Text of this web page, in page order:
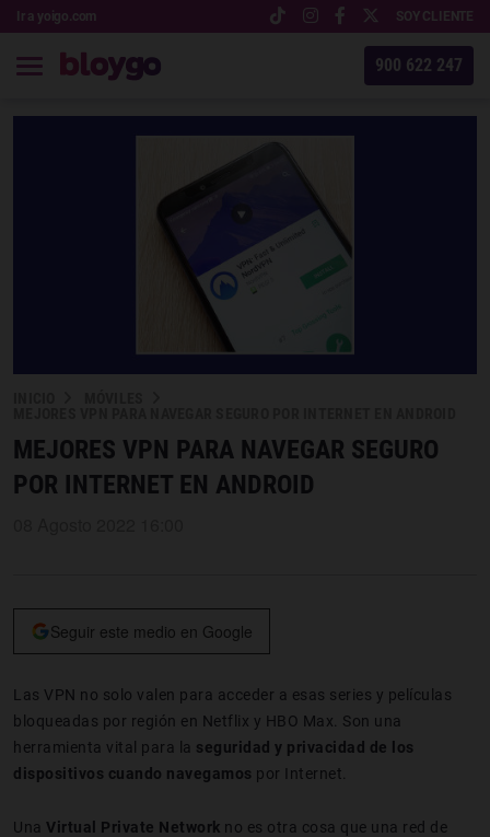
Ir a yoigo.com SOY CLIENTE
900 622 247
MEJORES VPN PARA NAVEGAR SEGURO
POR INTERNET EN ANDROID
Seguir este medio en Google
Las VPN no solo valen para acceder a esas series y películas
bloqueadas por región en Netflix y HBO Max. Son una
herramienta vital para la seguridad y privacidad de los
dispositivos cuando navegamos por Internet.
Una Virtual Private Network no es otra cosa que una red de